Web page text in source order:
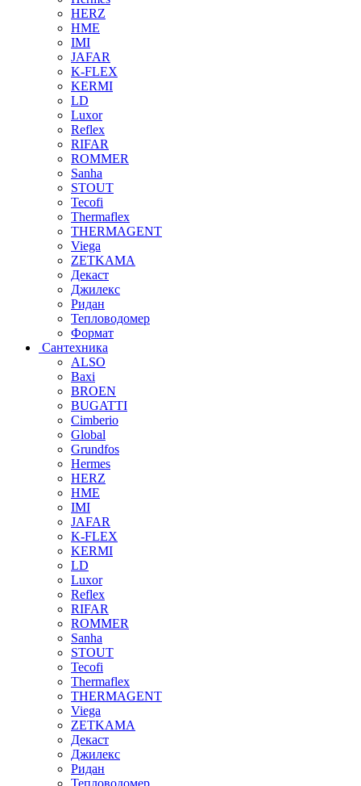
HERZ
HME
IMI
JAFAR
K-FLEX
KERMI
LD
Luxor
Reflex
RIFAR
ROMMER
Sanha
STOUT
Tecofi
Thermaflex
THERMAGENT
Viega
ZETKAMA
Декаст
Джилекс
Ридан
Тепловодомер
Формат
Сантехника
ALSO
Baxi
BROEN
BUGATTI
Cimberio
Global
Grundfos
Hermes
HERZ
HME
IMI
JAFAR
K-FLEX
KERMI
LD
Luxor
Reflex
RIFAR
ROMMER
Sanha
STOUT
Tecofi
Thermaflex
THERMAGENT
Viega
ZETKAMA
Декаст
Джилекс
Ридан
Тепловодомер